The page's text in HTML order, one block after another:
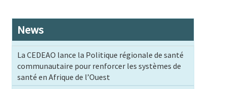
News
La CEDEAO lance la Politique régionale de santé
communautaire pour renforcer les systèmes de
santé en Afrique de l’Ouest